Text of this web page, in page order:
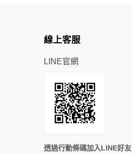
線上客服
LINE官網
透過行動條碼加入LINE好友